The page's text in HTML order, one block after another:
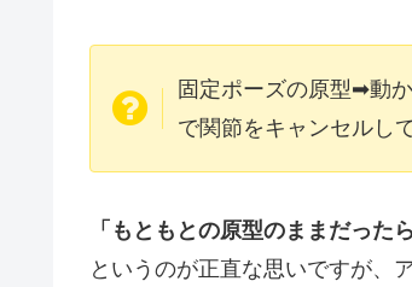
固定ポーズの原型➡動
で関節をキャンセルし
「もともとの原型のままだった
というのが正直な思いですが、